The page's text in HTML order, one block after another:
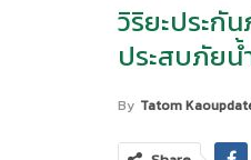
วิริยะประ
ประสบภัยน้
By Tatom